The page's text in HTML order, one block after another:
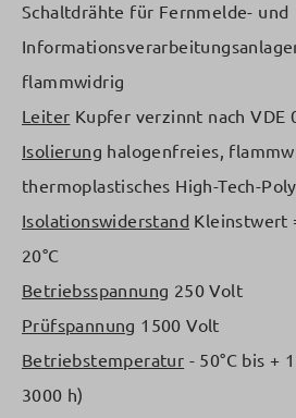
Schaltdrähte für Fernmelde- und
flammwidrig
Leiter Kupfer verzinnt nach VDE
Isolierung halogenfreies,
thermoplastisches High-Tech-
Isolationswiderstand Kleinstwert
20°C
Betriebsspannung 250 Volt
Prüfspannung 1500 Volt
Betriebstemperatur - 50°C bis +
3000 h)